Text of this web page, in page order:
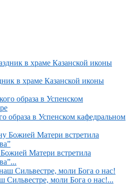
в храме Казанской иконы
образа в Успенском кафедральном
Матери встретила
Сильвестре, моли Бога о нас!...